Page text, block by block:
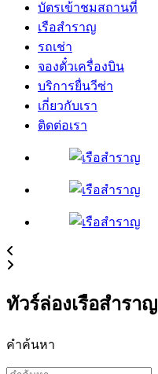
บัตรเข้าชมสถานที่
เรือสำราญ
รถเช่า
จองตั๋วเครื่องบิน
บริการยื่นวีซ่า
เกี่ยวกับเรา
ติดต่อเรา
ทัวร์ล่องเรือสำราญ
คำค้นหา